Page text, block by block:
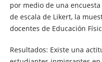
por medio de una
de escala de Likert, la
docentes de Educación
Resultados: Existe una